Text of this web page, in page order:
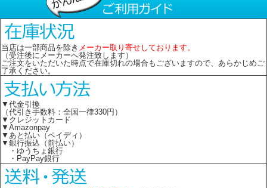
当店は一部商品を除き メーカー取り寄せしております。
（受注後にメーカーへ発注致します）
ご注文をいただいた時点で在庫切れの場合もございますので、あらかじめご
了承ください。
▼代金引換
（代引き手数料：全国一律330円）
▼クレジットカード
▼Amazonpay
▼あと払い（ペイディ）
▼銀行振込（前払い）
・ゆうちょ銀行
・PayPay銀行